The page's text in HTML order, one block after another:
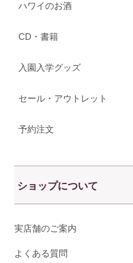
ハワイのお酒
CD・書籍
入園入学グッズ
セール・アウトレット
予約注文
ショップについて
実店舗のご案内
よくある質問